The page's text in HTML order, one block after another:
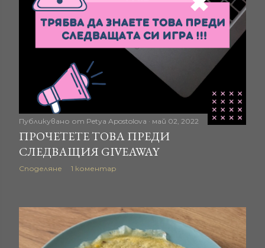
Публикувано от Petya Apostolova май 02, 2022
ПРОЧЕТЕТЕ ТОВА ПРЕДИ
СЛЕДВАЩИЯ GIVEAWAY
Споделяне 1 коментар